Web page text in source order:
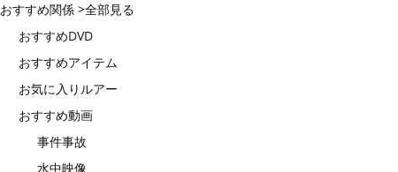
おすすめ関係 >全部見る
おすすめDVD
おすすめアイテム
お気に入りルアー
おすすめ動画
事件事故
水中映像